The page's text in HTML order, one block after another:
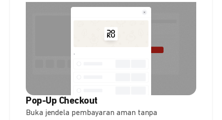
Pop-Up Checkout
Buka jendela pembayaran aman tanpa